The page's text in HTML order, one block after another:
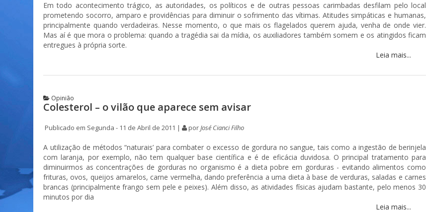
Em todo acontecimento trágico, as autoridades, os políticos e de outras pessoas carimbadas desfilam pelo local
prometendo socorro, amparo e providências para diminuir o sofrimento das vítimas. Atitudes simpáticas e humanas,
principalmente quando verdadeiras. Nesse momento, o que mais os flagelados querem ajuda, venha de onde vier.
Mas aí é que mora o problema: quando a tragédia sai da mídia, os auxiliadores também somem e os atingidos ficam
entregues à própria sorte.
Leia mais...
Opinião
Colesterol – o vilão que aparece sem avisar
Publicado em Segunda - 11 de Abril de 2011 | porJosé Cianci Filho
A utilização de métodos “naturais’ para combater o excesso de gordura no sangue, tais como a ingestão de berinjela
com laranja, por exemplo, não tem qualquer base científica e é de eficácia duvidosa. O principal tratamento para
diminuirmos as concentrações de gorduras no organismo é a dieta pobre em gorduras - evitando alimentos como
frituras, ovos, queijos amarelos, carne vermelha, dando preferência a uma dieta à base de verduras, saladas e carnes
brancas (principalmente frango sem pele e peixes). Além disso, as atividades físicas ajudam bastante, pelo menos 30
minutos por dia
Leia mais...